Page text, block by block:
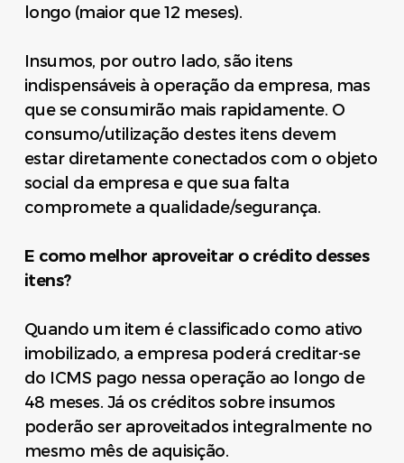
longo (maior que 12 meses).
Insumos, por outro lado, são itens
indispensáveis à operação da empresa, mas
que se consumirão mais rapidamente. O
consumo/utilização destes itens devem
estar diretamente conectados com o objeto
social da empresa e que sua falta
compromete a qualidade/segurança.
E como melhor aproveitar o crédito desses
itens?
Quando um item é classificado como ativo
imobilizado, a empresa poderá creditar-se
do ICMS pago nessa operação ao longo de
48 meses. Já os créditos sobre insumos
poderão ser aproveitados integralmente no
mesmo mês de aquisição.